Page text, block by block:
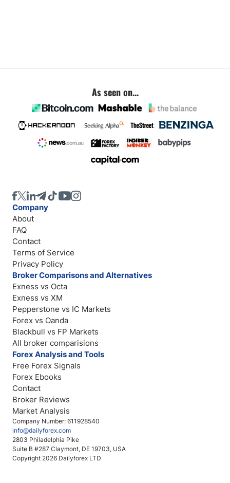
As seen on...
Company Number: 611928540
info@dailyforex.com
2803 Philadelphia Pike
Suite B #287 Claymont, DE 19703, USA
Copyright 2026 Dailyforex LTD
Company
About
FAQ
Contact
Terms of Service
Privacy Policy
Broker Comparisons and Alternatives
Exness vs Octa
Exness vs XM
Pepperstone vs IC Markets
Forex vs Oanda
Blackbull vs FP Markets
All broker comparisions
Forex Analysis and Tools
Free Forex Signals
Forex Ebooks
Contact
Broker Reviews
Market Analysis